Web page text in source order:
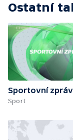
Ostatní
Sportovní
Sport